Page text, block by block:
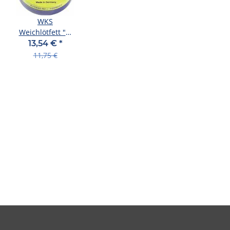
WKS
Weichlötfett "F-
SW 21" DIN851,
EN29454-1 Fluss
13,54 € *
11,75 €